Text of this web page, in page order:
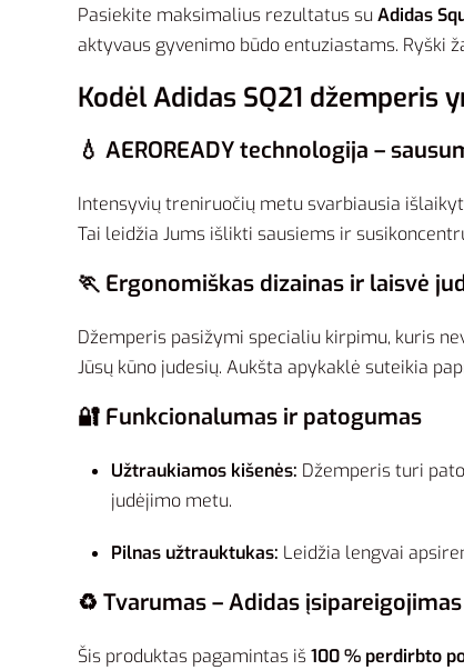
Pasiekite maksimalius rezultatus suAdidas
aktyvaus gyvenimo būdo entuziastams. Ryški
Kodėl Adidas SQ21 džemperis
💧 AEROREADY technologija –
Intensyvių treniruočių metu svarbiausia
Tai leidžia Jums išlikti sausiems ir
🏃 Ergonomiškas dizainas ir laisvė
Džemperis pasižymi specialiu kirpimu, kuris
Jūsų kūno judesių. Aukšta apykaklė suteikia
🔐 Funkcionalumas ir patogumas
Užtraukiamos kišenės: Džemperis turi
judėjimo metu.
Pilnas užtrauktukas: Leidžia lengvai
♻️ Tvarumas – Adidas įsipareigojimas
Šis produktas pagamintas iš100 % perdirbto